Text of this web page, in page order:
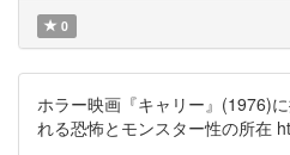
0
ホラー映画『キャリー』(1976)
れる恐怖とモンスター性の所在